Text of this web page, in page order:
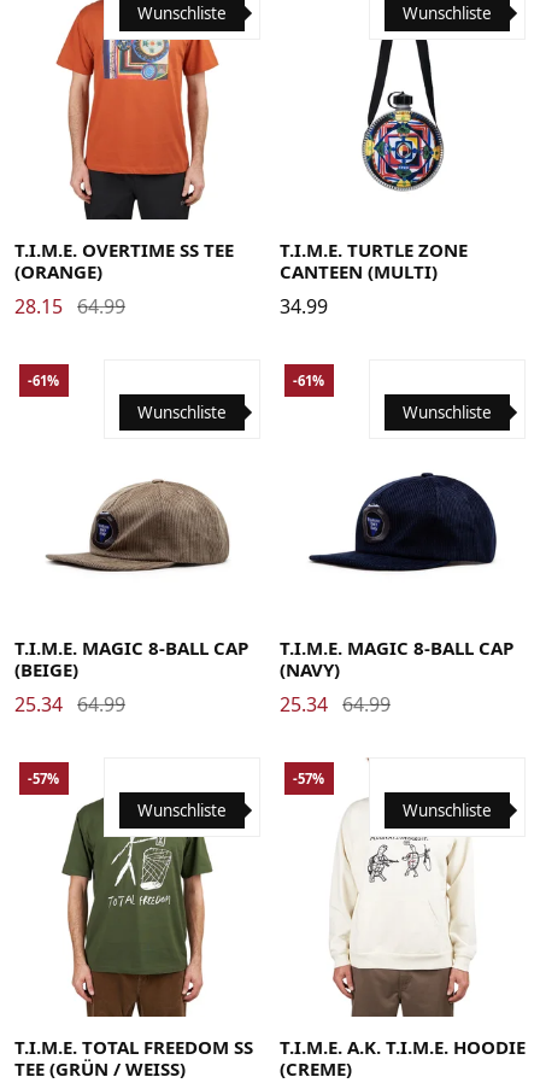
Medium
X-Large
Wunschliste
T.I.M.E. OVERTIME SS TEE
(ORANGE)
28.15 64.99
Wunschliste
T.I.M.E. TURTLE ZONE
CANTEEN (MULTI)
34.99
Wunschliste
-61%
T.I.M.E. MAGIC 8-BALL CAP
(BEIGE)
25.34 64.99
Wunschliste
-61%
T.I.M.E. MAGIC 8-BALL CAP
(NAVY)
25.34 64.99
Medium SmallX-Large
Wunschliste
-57%
T.I.M.E. TOTAL FREEDOM SS
TEE (GRÜN / WEISS)
Medium Small
X-Large
Wunschliste
-57%
T.I.M.E. A.K. T.I.M.E. HOODIE
(CREME)